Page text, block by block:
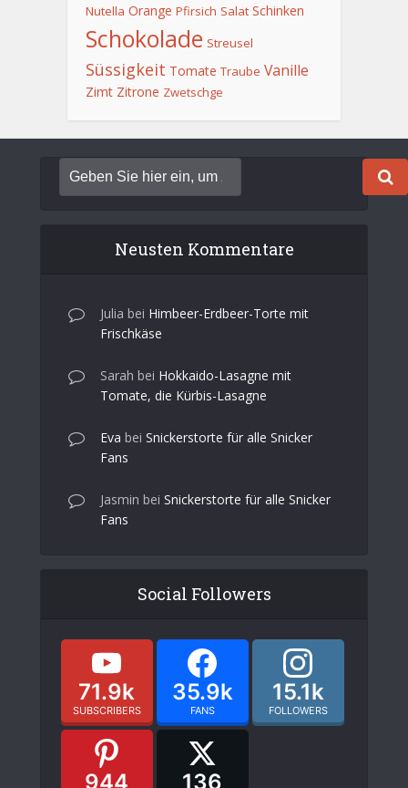
Nutella Orange Pfirsich Salat Schinken
Schokolade Streusel
Süssigkeit Tomate Traube Vanille
Zimt Zitrone Zwetschge
Neusten Kommentare
Julia bei Himbeer-Erdbeer-Torte mit
Frischkäse
Sarah bei Hokkaido-Lasagne mit
Tomate, die Kürbis-Lasagne
Eva bei Snickerstorte für alle Snicker
Fans
Jasmin bei Snickerstorte für alle Snicker
Fans
Social Followers
71.9k
SUBSCRIBERS
35.9k
FANS
15.1k
FOLLOWERS
944 136